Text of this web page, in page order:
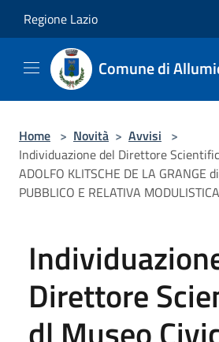
Regione Lazio
Comune di
Home > Novità > Avvisi >
Individuazione del Direttore
ADOLFO KLITSCHE DE LA GRANGE
PUBBLICO E RELATIVA MODULISTICA
Direttore